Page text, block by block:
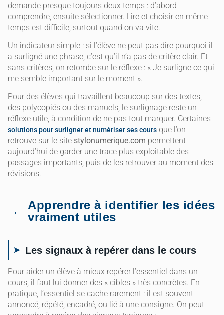
demande presque toujours deux temps : d’abord
comprendre, ensuite sélectionner. Lire et choisir en même
temps est difficile, surtout quand on va vite.
Un indicateur simple : si l’élève ne peut pas dire pourquoi il
a surligné une phrase, c’est qu’il n’a pas de critère clair. Et
sans critères, on retombe sur le réflexe : « Je surligne ce qui
me semble important sur le moment ».
Pour des élèves qui travaillent beaucoup sur des textes,
des polycopiés ou des manuels, le surlignage reste un
réflexe utile, à condition de ne pas tout marquer. Certaines
solutions pour surligner et numériser ses cours que l’on
retrouve sur le site stylonumerique.com permettent
aujourd’hui de garder une trace plus exploitable des
passages importants, puis de les retrouver au moment des
révisions.
Apprendre à identifier les idées
vraiment utiles
Les signaux à repérer dans le cours
Pour aider un élève à mieux repérer l’essentiel dans un
cours, il faut lui donner des « cibles » très concrètes. En
pratique, l’essentiel se cache rarement : il est souvent
annoncé, répété, encadré, ou lié à une consigne. On peut